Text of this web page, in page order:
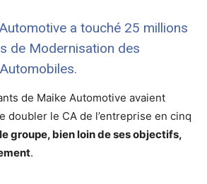
a touché 25 millions
de Modernisation des
de Maike Automotive avaient
doubler le CA de l’entreprise en cinq
groupe, bien loin de ses objectifs,
.